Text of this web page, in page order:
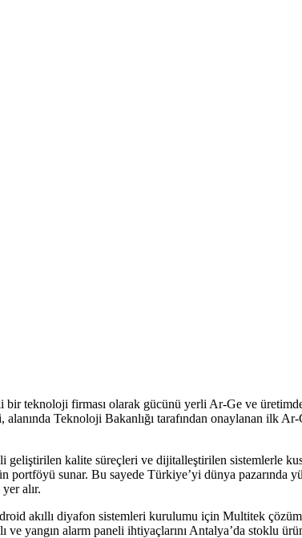
teknoloji firması olarak gücünü yerli Ar-Ge ve
Teknoloji Bakanlığı tarafından onaylanan ilk
kalite süreçleri ve dijitalleştirilen sistemlerle
portföyü sunar. Bu sayede Türkiye’yi dünya
alır.
akıllı diyafon sistemleri kurulumu için Multitek
yangın alarm paneli ihtiyaçlarını Antalya’da stoklu